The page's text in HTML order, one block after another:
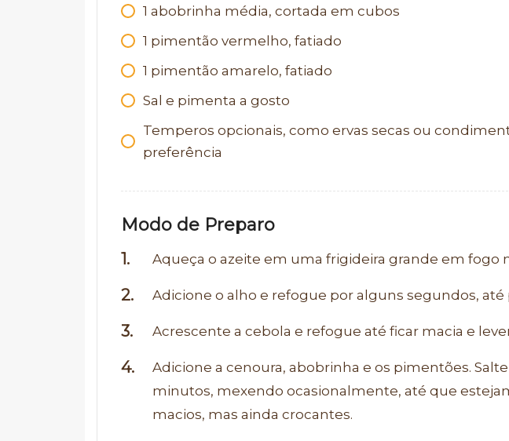
1 abobrinha média, cortada em cubos
1 pimentão vermelho, fatiado
1 pimentão amarelo, fatiado
Sal e pimenta a gosto
Temperos opcionais, como ervas secas ou
preferência
Modo de Preparo
Aqueça o azeite em uma frigideira grande em fogo
Adicione o alho e refogue por alguns segundos, até
Acrescente a cebola e refogue até ficar macia e
Adicione a cenoura, abobrinha e os pimentões.
minutos, mexendo ocasionalmente, até que
macios, mas ainda crocantes.